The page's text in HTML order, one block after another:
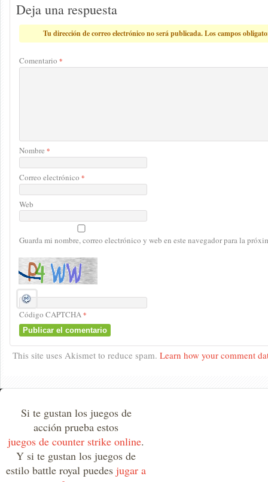
Deja una respuesta
Tu dirección de correo electrónico no será publicada. Los campos
Comentario *
Nombre *
Correo electrónico *
Web
Guarda mi nombre, correo electrónico y web en este navegador para la
Código CAPTCHA*
This site uses Akismet to reduce spam. Learn how your comment
Si te gustan los juegos de
acción prueba estos
juegos de counter strike online.
Y si te gustan los juegos de
estilo battle royal puedes jugar a